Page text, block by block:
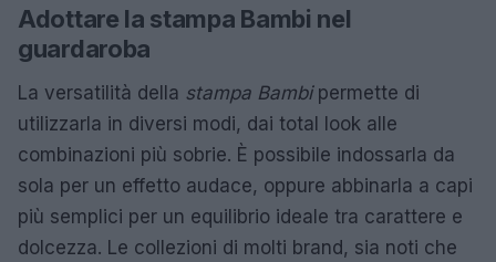
Adottare la stampa Bambi nel
guardaroba
La versatilità della stampa Bambipermette di
utilizzarla in diversi modi, dai total look alle
combinazioni più sobrie. È possibile indossarla da
sola per un effetto audace, oppure abbinarla a capi
più semplici per un equilibrio ideale tra carattere e
dolcezza. Le collezioni di molti brand, sia noti che